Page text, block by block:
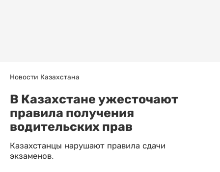
Новости Казахстана
В Казахстане ужесточают
правила получения
водительских прав
Казахстанцы нарушают правила сдачи
экзаменов.